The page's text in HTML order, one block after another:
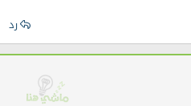
رد